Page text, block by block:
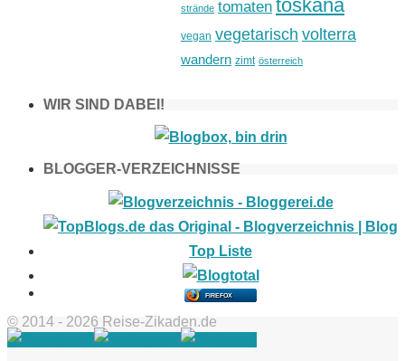
strände tomaten toskana
vegan vegetarisch volterra
wandern zimt österreich
WIR SIND DABEI!
BLOGGER-VERZEICHNISSE
FIREFOX
© 2014 - 2026 Reise-Zikaden.de